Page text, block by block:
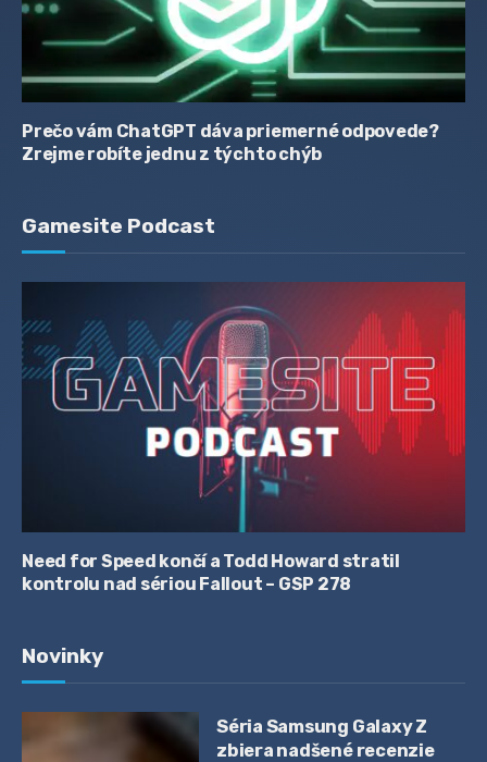
Prečo vám ChatGPT dáva priemerné odpovede?
Zrejme robíte jednu z týchto chýb
Gamesite Podcast
Need for Speed končí a Todd Howard stratil
kontrolu nad sériou Fallout – GSP 278
Novinky
Séria Samsung Galaxy Z
zbiera nadšené recenzie